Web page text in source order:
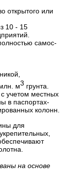
открытого или
10 - 15
самос­
м3 грунта.
учетом местных
в паспортах-
колонн.
для
на основе